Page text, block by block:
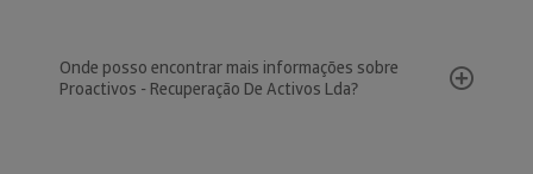
Onde posso encontrar mais informações sobre
Proactivos - Recuperação De Activos Lda?